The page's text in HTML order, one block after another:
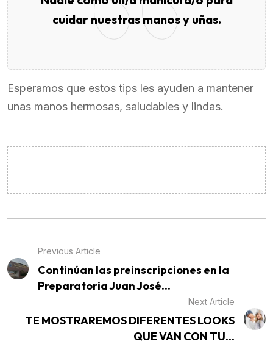
cuidar nuestras manos y uñas.
Esperamos que estos tips les ayuden a mantener
unas manos hermosas, saludables y lindas.
Previous Article
Continúan las preinscripciones en la
Preparatoria Juan José...
Next Article
TE MOSTRAREMOS DIFERENTES LOOKS
QUE VAN CON TU...